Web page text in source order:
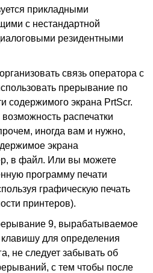
прикладными
с нестандартной
резидентными
связь оператора с
прерывание по
содержимого экрана PrtScr.
распечатки
иногда вам и нужно,
экрана
в файл. Или вы можете
программу печати
графическую печать
принтеров).
9, вырабатываемое
для определения
не следует забывать об
с тем чтобы после